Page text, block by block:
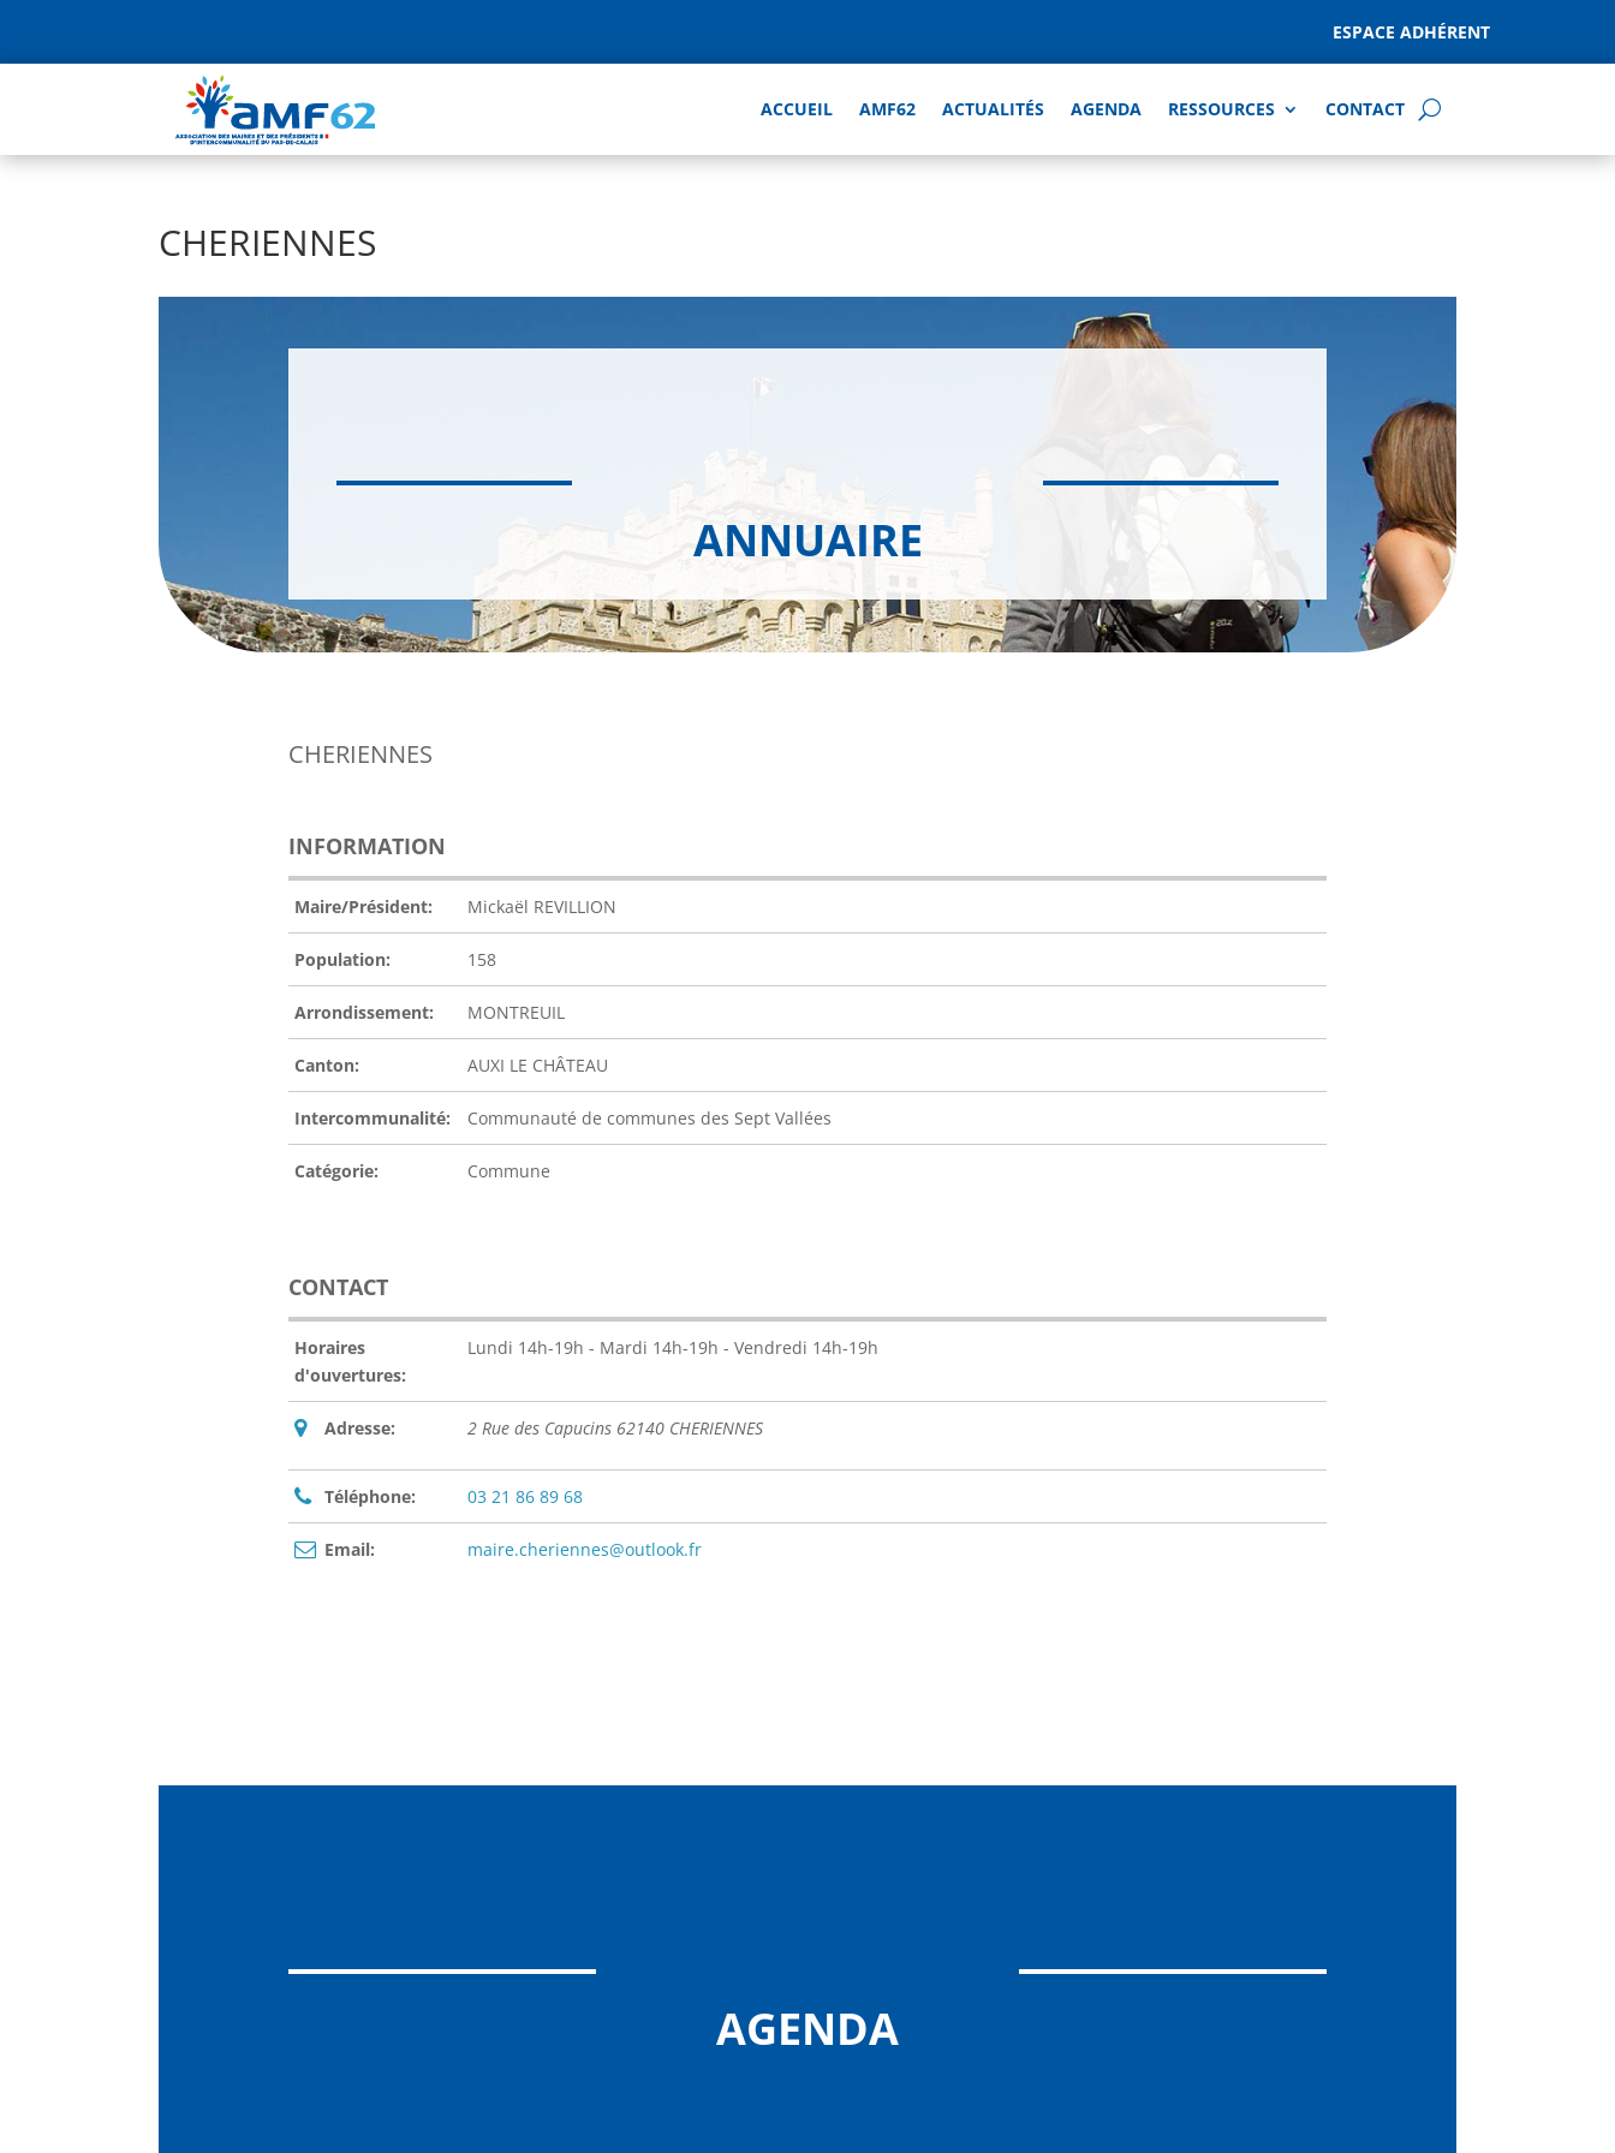
ESPACE ADHÉRENT
ACCUEIL AMF62 ACTUALITÉS AGENDA RESSOURCES CONTACT
CHERIENNES
ANNUAIRE
CHERIENNES
INFORMATION
Maire/Président: Mickaël REVILLION
Population: 158
Arrondissement: MONTREUIL
Canton: AUXI LE CHÂTEAU
Intercommunalité: Communauté de communes des Sept Vallées
Catégorie: Commune
CONTACT
Horaires
d'ouvertures:
Lundi 14h-19h - Mardi 14h-19h - Vendredi 14h-19h
Adresse: 2 Rue des Capucins 62140 CHERIENNES
Téléphone: 03 21 86 89 68
Email: maire.cheriennes@outlook.fr
AGENDA